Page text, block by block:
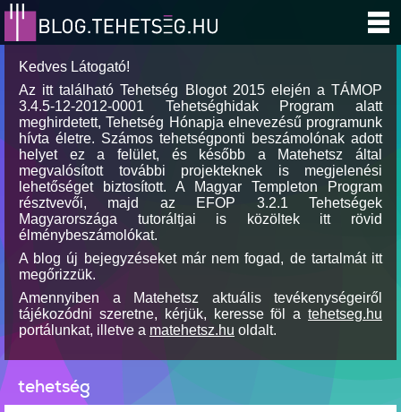
Kedves Látogató!
Az itt található Tehetség Blogot 2015 elején a TÁMOP
3.4.5-12-2012-0001 Tehetséghidak Program alatt
meghirdetett, Tehetség Hónapja elnevezésű programunk
hívta életre. Számos tehetségponti beszámolónak adott
helyet ez a felület, és később a Matehetsz által
megvalósított további projekteknek is megjelenési
lehetőséget biztosított. A Magyar Templeton Program
résztvevői, majd az EFOP 3.2.1 Tehetségek
Magyarországa tutoráltjai is közöltek itt rövid
élménybeszámolókat.
A blog új bejegyzéseket már nem fogad, de tartalmát itt
megőrizzük.
Amennyiben a Matehetsz aktuális tevékenységeiről
tájékozódni szeretne, kérjük, keresse föl a tehetseg.hu
portálunkat, illetve a matehetsz.hu oldalt.
tehetség